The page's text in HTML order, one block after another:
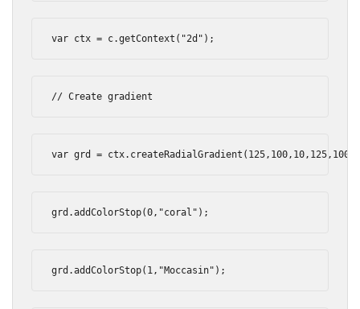
var ctx = c.getContext ( "2d" );
// Create gradient
var grd = ctx. createRadialGradient ( 125, 100, 10, 125, 100
grd .addColorStop(0, "coral" );
grd .addColorStop( 1, "Moccasin" );